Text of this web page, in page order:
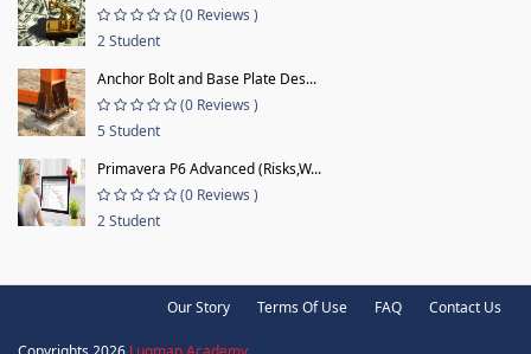
(0 Reviews )
2 Student
Anchor Bolt and Base Plate Des...
(0 Reviews )
5 Student
Primavera P6 Advanced (Risks,W...
(0 Reviews )
2 Student
Our Story Terms Of Use FAQ Contact Us